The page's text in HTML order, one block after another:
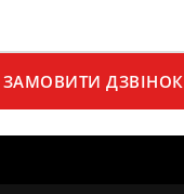
ЗАМОВИТИ ДЗВІНОК